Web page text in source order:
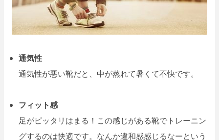
通気性
通気性が悪い靴だと、中が蒸れて暑くて不快です。
フィット感
足がピッタリはまる！この感じがある靴でトレーニン
グするのは快適です。なんか違和感感じるなーという